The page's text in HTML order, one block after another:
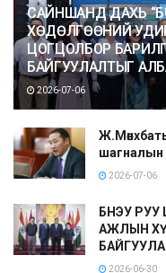
САЙНШАНД ДАХЬ
ХӨДӨЛГӨӨНИЙ
ЦОГЦОЛБОР
БАЙГУУЛАЛТЫГ
2026-07-06
шагналын
2026-07-06
БНЭУ
АЖЛЫН
2026-06-30